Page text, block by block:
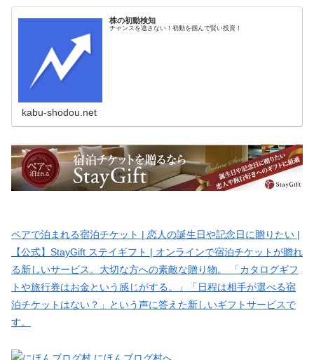
株の初動検知
チャンスを逃さない！初動を掴んで賢い投資！
kabu-shodou.net
ペアで泊まれる宿泊チケット | 恋人の誕生日や記念日に贈りたい |
【公式】StayGift ステイギフト | オンラインで宿泊チケットが贈れ
る新しいサービス。大切な方への素敵な贈り物。 「カタログギフ
トや旅行券はお金という感じがする。」「日程は相手が選べる宿
泊チケットはない？」という声に答えた新しいギフトサービスで
す。